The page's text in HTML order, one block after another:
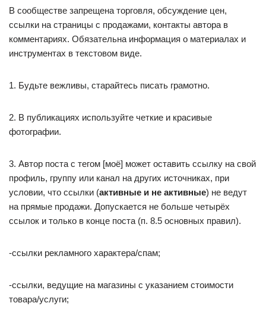
В сообществе запрещена торговля, обсуждение цен,
ссылки на страницы с продажами, контакты автора в
комментариях. Обязательна информация о материалах и
инструментах в текстовом виде.
1. Будьте вежливы, старайтесь писать грамотно.
2. В публикациях используйте четкие и красивые
фотографии.
3. Автор поста с тегом [моё] может оставить ссылку на свой
профиль, группу или канал на других источниках, при
условии, что ссылки (активные и не активные) не ведут
на прямые продажи. Допускается не больше четырёх
ссылок и только в конце поста (п. 8.5 основных правил).
-ссылки рекламного характера/спам;
-ссылки, ведущие на магазины с указанием стоимости
товара/услуги;